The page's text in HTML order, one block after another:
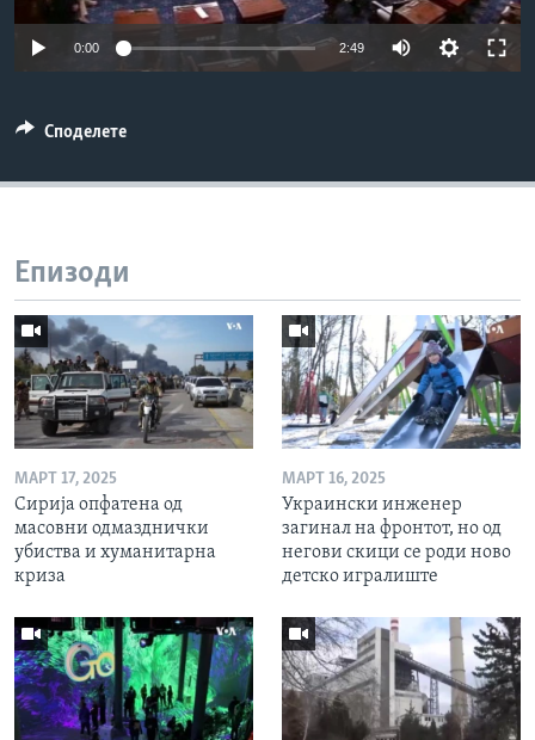
ИНТЕРВЈУА
Јазици
0:00 2:49
Споделете
Епизоди
МАРТ 17, 2025
Сирија опфатена од
масовни одмазднички
убиства и хуманитарна
криза
МАРТ 16, 2025
Украински инженер
загинал на фронтот, но од
негови скици се роди ново
детско игралиште